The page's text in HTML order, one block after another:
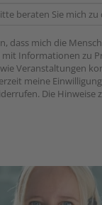
dass mich die
mit Informationen zu
Veranstaltungen
meine
Die Hinweise